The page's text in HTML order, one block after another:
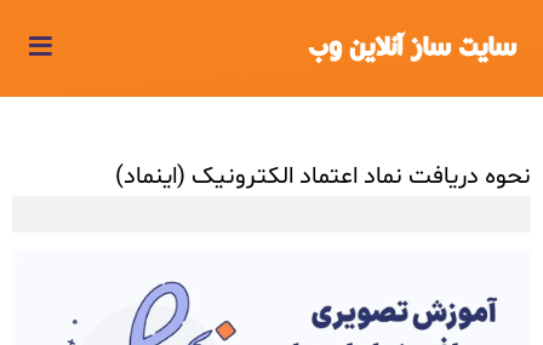
سایت ساز آنلاین وب ≡
نحوه دریافت نماد اعتماد الکترونیک (اینماد)